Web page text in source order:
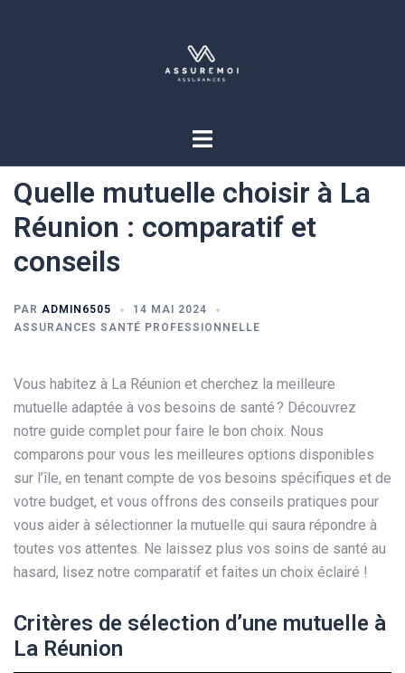
Quelle mutuelle choisir à La
Réunion : comparatif et
conseils
PAR ADMIN6505
14 MAI 2024
ASSURANCES SANTÉ PROFESSIONNELLE
Vous habitez à La Réunion et cherchez la meilleure
mutuelle adaptée à vos besoins de santé ? Découvrez
notre guide complet pour faire le bon choix. Nous
comparons pour vous les meilleures options disponibles
sur l’île, en tenant compte de vos besoins spécifiques et de
votre budget, et vous offrons des conseils pratiques pour
vous aider à sélectionner la mutuelle qui saura répondre à
toutes vos attentes. Ne laissez plus vos soins de santé au
hasard, lisez notre comparatif et faites un choix éclairé !
Critères de sélection d’une mutuelle à
La Réunion